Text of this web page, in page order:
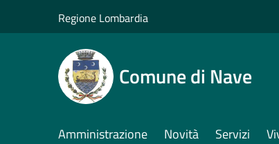
Regione Lombardia
Comune di Nave
Amministrazione Novità Servizi